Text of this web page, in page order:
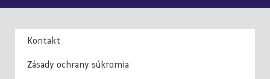
Kontakt
Zásady ochrany súkromia